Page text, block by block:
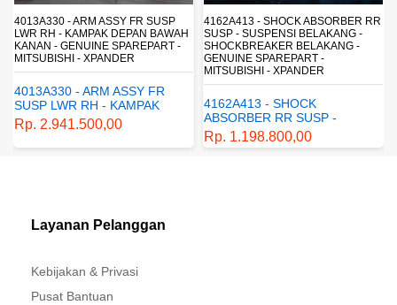
4013A330 - ARM ASSY FR SUSP
LWR RH - KAMPAK DEPAN BAWAH
KANAN - GENUINE SPAREPART -
MITSUBISHI - XPANDER
4013A330 - ARM ASSY FR
SUSP LWR RH - KAMPAK
DEPAN BAWAH KANAN -
GENUINE SPAREPART -
MITSUBISHI - XPANDER
Rp. 2.941.500,00
4162A413 - SHOCK ABSORBER RR
SUSP - SUSPENSI BELAKANG -
SHOCKBREAKER BELAKANG -
GENUINE SPAREPART -
MITSUBISHI - XPANDER
4162A413 - SHOCK
ABSORBER RR SUSP -
SUSPENSI BELAKANG -
SHOCKBREAKER BELAKANG
Rp. 1.198.800,00
Layanan Pelanggan
Kebijakan & Privasi
Pusat Bantuan